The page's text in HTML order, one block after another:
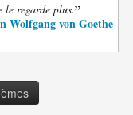
le regarde plus.”
Wolfgang von Goethe